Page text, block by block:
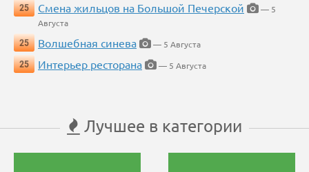
25
Смена жильцов на Большой Печерской
— 5
Августа
25
Волшебная синева
— 5 Августа
25
Интерьер ресторана — 5 Августа
Лучшее в категории